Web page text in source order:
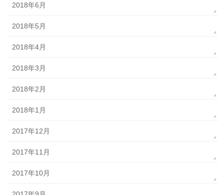
2018年6月
2018年5月
2018年4月
2018年3月
2018年2月
2018年1月
2017年12月
2017年11月
2017年10月